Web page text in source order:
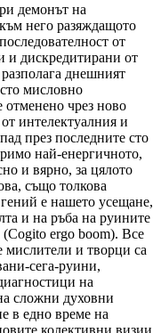
демонът на
него разяждащото
от
и дискредитирани от
днешният
мисловно
отменено чрез ново
интелектуалния и
през последните сто
най-енергичното,
и вярно, за цялото
също толкова
е нашето усещане,
и на ръба на руините
(Cogito ergo boom). Все
мислители и творци са
сега-руини,
на
сложни духовни
в едно време на
колективни визии